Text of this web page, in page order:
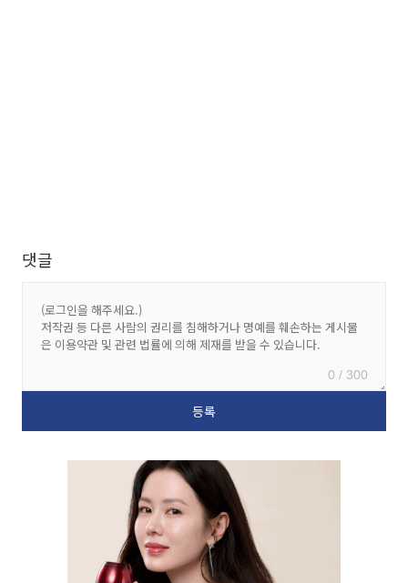
댓글
0 / 300